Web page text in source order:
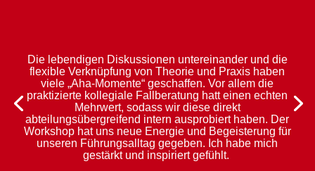
Die lebendigen Diskussionen untereinander und die
flexible Verknüpfung von Theorie und Praxis haben
viele „Aha-Momente“ geschaffen. Vor allem die
praktizierte kollegiale Fallberatung hatt einen echten
Mehrwert, sodass wir diese direkt
abteilungsübergreifend intern ausprobiert haben. Der
Workshop hat uns neue Energie und Begeisterung für
unseren Führungsalltag gegeben. Ich habe mich
gestärkt und inspiriert gefühlt.
„Die Einführung der Workshopreihe „Führungskräfte
führen Führungskräfte“ war und ist für mich ein echter
Mehrwert. Bisher gab es kaum Möglichkeiten, sich mit
Kollegen/Innen bereichsübergreifend auszutauschen
und die kollegiale Fallberatung zu nutzen. Die
Verbindung von Theorie und Praxis ermöglicht mir die
regelmäßige Auseinandersetzung mit
Themenstellungen, die uns aktuell fordern. Vielen
Dank für Deine Unterstützung, Gesa!“